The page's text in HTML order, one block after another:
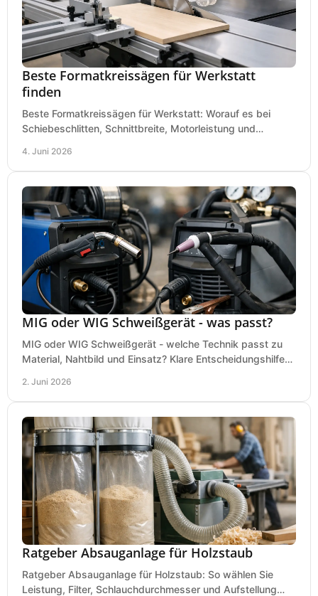
Beste Formatkreissägen für Werkstatt
finden
Beste Formatkreissägen für Werkstatt: Worauf es bei
Schiebeschlitten, Schnittbreite, Motorleistung und
4. Juni 2026
MIG oder WIG Schweißgerät - was passt?
MIG oder WIG Schweißgerät - welche Technik passt zu
Material, Nahtbild und Einsatz? Klare Entscheidungshilfe
2. Juni 2026
Ratgeber Absauganlage für Holzstaub
Ratgeber Absauganlage für Holzstaub: So wählen Sie
Leistung, Filter, Schlauchdurchmesser und Aufstellung